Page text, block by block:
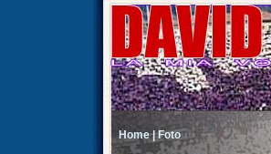
Home | Foto